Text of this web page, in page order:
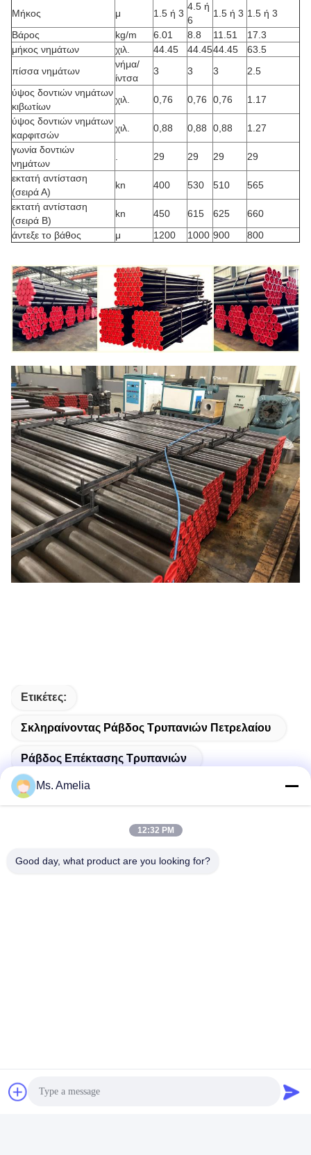
Μήκος
μ 1.5 ή 3
4.5 ή
6
1.5 ή 3 1.5 ή 3
Βάρος
kg/m 6.01 8.8 11.51
17.3
μήκος νημάτων
χιλ. 44.45 44.4544.45
63.5
πίσσα νημάτων
νήμα/
ίντσα
3 3 3
2.5
ύψος δοντιών νημάτων
κιβωτίων
χιλ. 0,76 0,76 0,76
1.17
ύψος δοντιών νημάτων
καρφιτσών
χιλ. 0,88 0,88 0,88
1.27
γωνία δοντιών
νημάτων
29 29 29
29
εκτατή αντίσταση
(σειρά Α)
kn 400 530 510
565
εκτατή αντίσταση
(σειρά Β)
kn 450 615 625
660
άντεξε το βάθος
μ 1200 1000 900 800
Ετικέτες:
Σκληραίνοντας Ράβδος Τρυπανιών Πετρελαίου
Ράβδος Επέκτασης Τρυπανιών
Μετρική Ράβδος Τρυπανιών
Ms. Amelia
12:32 PM
Good day, what product are you looking for?